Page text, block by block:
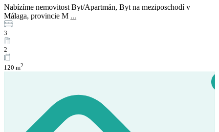
Prodej
K dispozici
Nabízíme nemovitost Byt/Apartmán, Byt na meziposchodí v
Málaga, provincie M ...
3
2
120 m2